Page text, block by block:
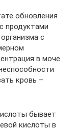
обновления
продуктами
с
в моче
кровь –
бывает
кислоты в